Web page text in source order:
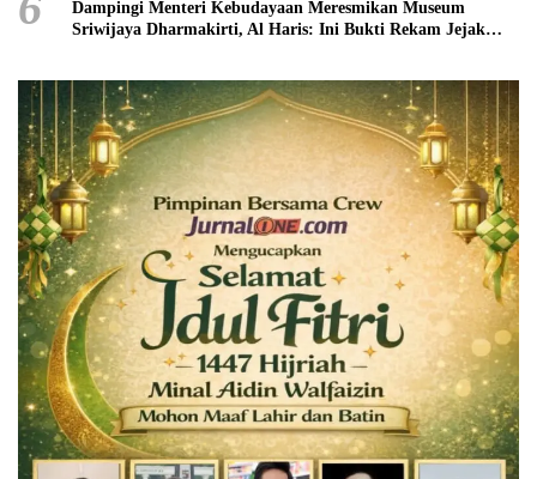
Dampingi Menteri Kebudayaan Meresmikan Museum
Sriwijaya Dharmakirti, Al Haris: Ini Bukti Rekam Jejak